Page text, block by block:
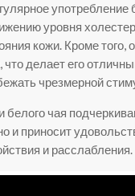
употребление
уровня
кожи. Кроме того,
делает его
чрезмерной
чая
и приносит
и расслабления.